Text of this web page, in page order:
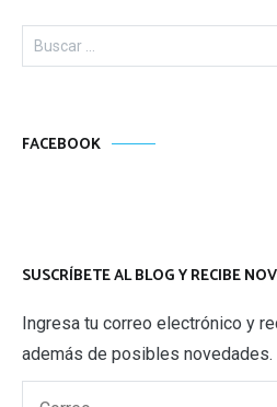
Buscar:
FACEBOOK
SUSCRÍBETE AL BLOG Y RECIBE
Ingresa tu correo electrónico y
además de posibles novedades.